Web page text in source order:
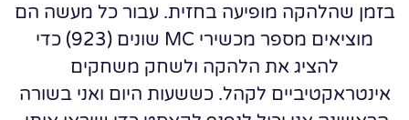
בזמן שהלהקה מופיעה בחזית. עבור כל מעשה הם
מוציאים מספר מכשירי MC שונים (923) כדי
להציג את הלהקה ולשחק משחקים
אינטראקטיביים לקהל. כששעות היום ואני בשורה